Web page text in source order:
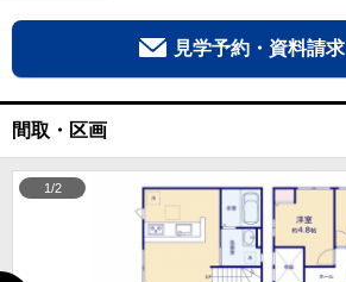
見学予約・資料請求
間取・区画
1/2